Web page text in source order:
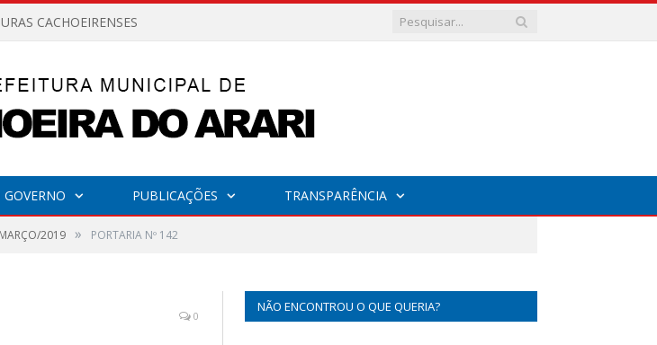
CACHOEIRENSES
GOVERNO PUBLICAÇÕES TRANSPARÊNCIA
2019 » PORTARIA Nº 142
0
NÃO ENCONTROU O QUE QUERIA?